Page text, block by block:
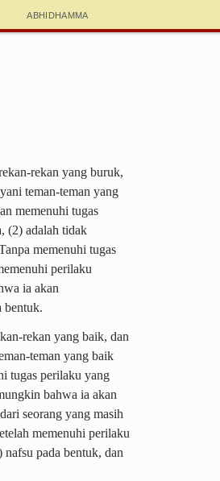
Abhidhamma
rekan yang buruk,
teman-teman yang
memenuhi tugas
(2) adalah tidak
memenuhi tugas
perilaku
ia akan
bentuk.
rekan yang baik, dan
teman yang baik
tugas perilaku yang
bahwa ia akan
seorang yang masih
memenuhi perilaku
pada bentuk, dan